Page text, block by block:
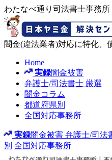
わたなべ通り司法書士事務
闇金(違法業者)対応に特化、
Home
実録闇金被害
弁護士/司法書士 厳選
闇金コラム
都道府県別
全国対応事務所
実録闇金被害 弁護士/司法
別 全国対応事務所